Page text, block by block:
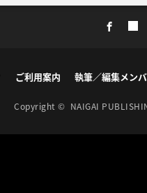
ご利用案内 執筆／編集メン
Copyright © NAIGAI